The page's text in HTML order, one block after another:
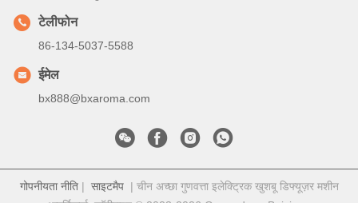
टेलीफोन
86-134-5037-5588
ईमेल
bx888@bxaroma.com
गोपनीयता नीति| साइटमैप| चीन अच्छा गुणवत्ता इलेक्ट्रिक खुशबू डिफ्यूज़र मशीन